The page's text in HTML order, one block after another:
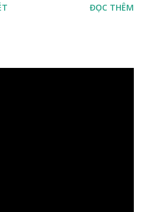
kinh nghiệm và phương pháp
ĐỌC THÊM